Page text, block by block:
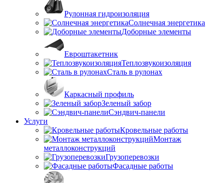
Рулонная гидроизоляция
Солнечная энергетика
Доборные элементы
Евроштакетник
Теплозвукоизоляция
Сталь в рулонах
Каркасный профиль
Зеленый забор
Сэндвич-панели
Услуги
Кровельные работы
Монтаж
металлоконструкций
Грузоперевозки
Фасадные работы